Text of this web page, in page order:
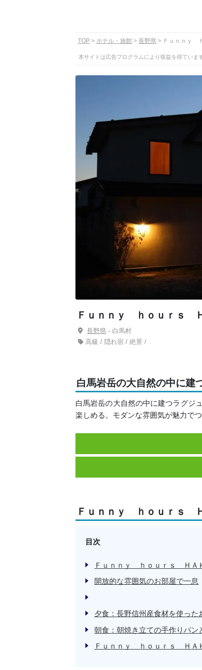
TOP ホテル・旅館 長野県 Ｆｕｎｎｙ
本サイトは広告プログラムにより収益を得ていま
Ｆｕｎｎｙ ｈｏｕｒｓ
長野県 - 白馬村
高級 / 隠れ宿 / 絶景 /
白馬岩岳の大自然の中に建
白馬岩岳の大自然の中に建つラグジ
楽しめる。モダンな雰囲気が魅力で
Ｆｕｎｎｙ ｈｏｕｒｓ
目次
Ｆｕｎｎｙ ｈｏｕｒｓ ＨＡ
開放的な雰囲気のお部屋で一息
夕食：長野信州産食材を使っ
朝食：朝焼き立ての手作りパン
Ｆｕｎｎｙ ｈｏｕｒｓ ＨＡ